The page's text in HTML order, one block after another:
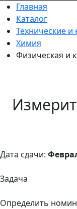
Главная
Каталог
Технические и
Химия
Физическая и
Дата сдачи:
Задача
Определить